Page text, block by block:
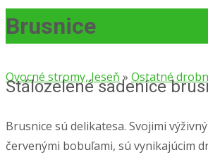
Brusnice
Ovocné stromy, Jeseň» Ostatné
Stálozelené sadenice
Brusnice sú delikatesa. Svojimi
červenými bobuľami, sú vynikajúcim